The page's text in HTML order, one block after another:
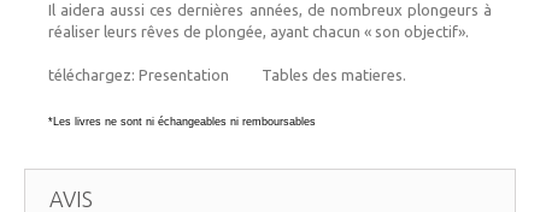
Il aidera aussi ces dernières années, de nombreux plongeurs à
réaliser leurs rêves de plongée, ayant chacun « son objectif».
téléchargez: Presentation Tables des matieres.
*Les livres ne sont ni échangeables ni remboursables
AVIS